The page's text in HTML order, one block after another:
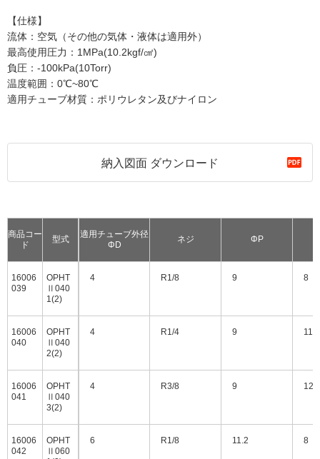
【仕様】
流体：空気（その他の気体・液体は適用外）
最高使用圧力：1MPa(10.2kgf/㎠)
負圧：-100kPa(10Torr)
温度範囲：0℃~80℃
適用チューブ材質：ポリウレタン及びナイロン
納入図面 ダウンロード
商品コー
ド
型式
16006
039
OPHT
Ⅱ040
1(2)
16006
040
OPHT
Ⅱ040
2(2)
16006
041
OPHT
Ⅱ040
3(2)
16006
042
OPHT
Ⅱ060
適用チューブ外径
ΦD
ネジ ΦP
4 R1/8 9 8
4 R1/4 9 11
4 R3/8 9 12
6 R1/8 11.2 8